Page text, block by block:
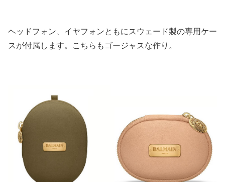
ヘッドフォン、イヤフォンともにスウェード製の専用ケー
スが付属します。こちらもゴージャスな作り。